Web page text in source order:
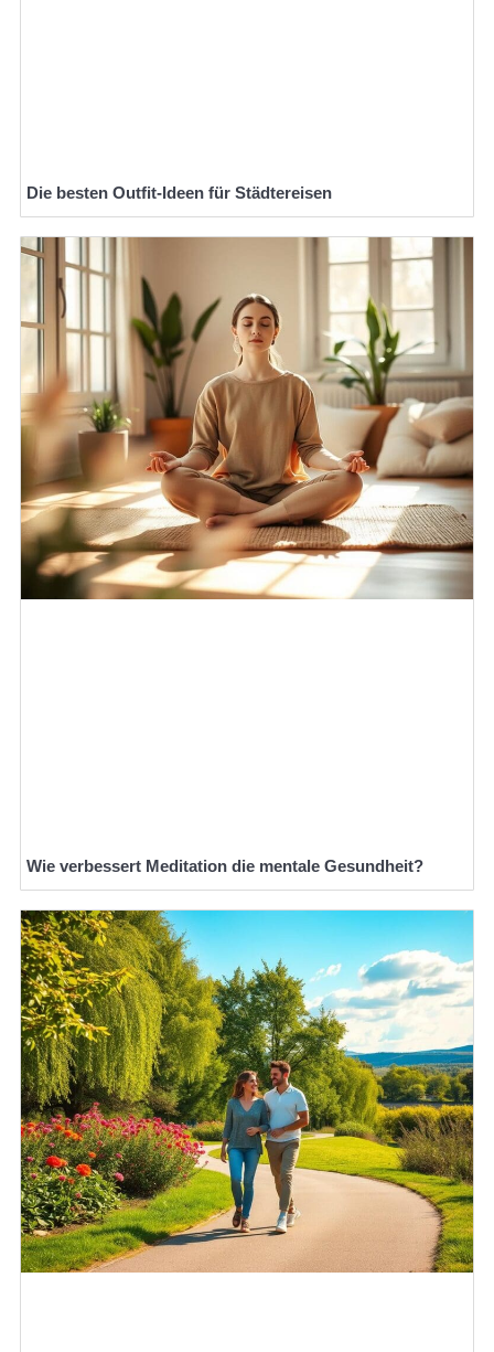
Die besten Outfit-Ideen für Städtereisen
Wie verbessert Meditation die mentale Gesundheit?